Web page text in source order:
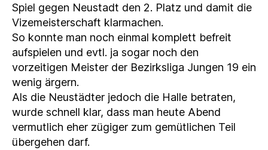
Spiel gegen Neustadt den 2. Platz und damit die
Vizemeisterschaft klarmachen.
So konnte man noch einmal komplett befreit
aufspielen und evtl. ja sogar noch den
vorzeitigen Meister der Bezirksliga Jungen 19 ein
wenig ärgern.
Als die Neustädter jedoch die Halle betraten,
wurde schnell klar, dass man heute Abend
vermutlich eher zügiger zum gemütlichen Teil
übergehen darf.